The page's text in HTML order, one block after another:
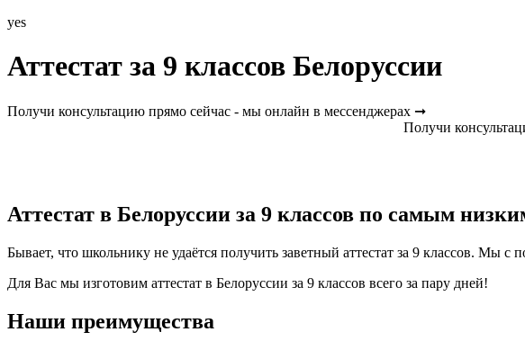
yes
Аттестат за 9 классов Белоруссии
Получи консультацию прямо сейчас - мы онлайн в мессенджерах ➞
Получи
Аттестат в Белоруссии за 9 классов по самым
Бывает, что школьнику не удаётся получить заветный аттестат за 9 классов.
Для Вас мы изготовим аттестат в Белоруссии за 9 классов всего за пару дней!
Наши преимущества